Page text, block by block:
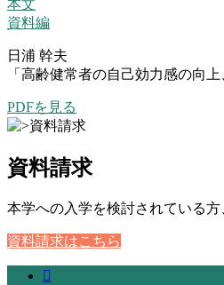
本文
資料編
日浦 幹夫
「高齢健常者の自己効力感の向
PDFを見る
資料請求
本学への入学を検討されている
資料請求はこちら